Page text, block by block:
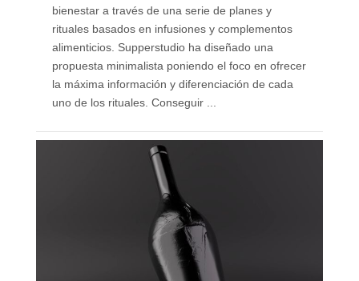
bienestar a través de una serie de planes y
rituales basados en infusiones y complementos
alimenticios. Supperstudio ha diseñado una
propuesta minimalista poniendo el foco en ofrecer
la máxima información y diferenciación de cada
uno de los rituales. Conseguir ...